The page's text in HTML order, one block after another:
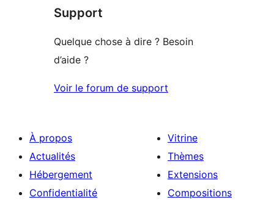
1
Support
Quelque chose à dire ? Besoin
d’aide ?
Voir le forum de support
À propos
Actualités
Hébergement
Confidentialité
Vitrine
Thèmes
Extensions
Compositions